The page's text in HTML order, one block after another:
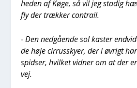
he­den af Køge, så vil jeg sta­dig
fly der træk­ker con­trail.
- Den ned­gå­en­de sol kaster
de høje cir­rus­sky­er, der i øvrigt
spid­ser, hvil­ket vid­ner om at der
vej.